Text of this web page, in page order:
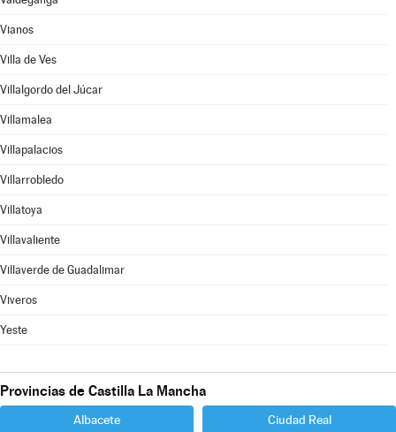
Vianos
Villa de Ves
Villalgordo del Júcar
Villamalea
Villapalacios
Villarrobledo
Villatoya
Villavaliente
Villaverde de Guadalimar
Viveros
Yeste
Provincias de Castilla La Mancha
Albacete Ciudad Real